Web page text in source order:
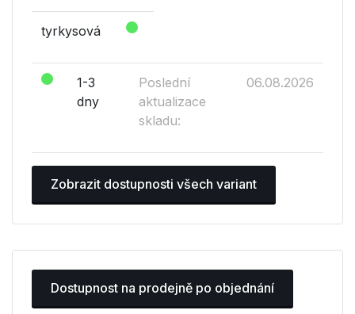
tyrkysová
1-3
dny
Poslední
aktualizace
skladu:
06.08.2026
Zobrazit dostupnosti všech variant
Dostupnost na prodejně po objednání